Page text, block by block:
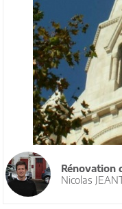
Rénovation
Nicolas